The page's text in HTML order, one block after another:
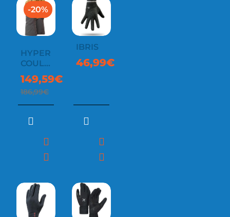
-20%
HYPER
COULOIR
GAUNTLET
149,59€
186,99€
IBRIS
46,99€